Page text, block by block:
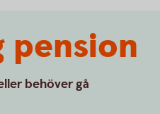
behöver gå